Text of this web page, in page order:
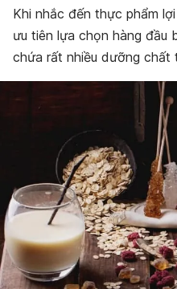
Khi nhắc đến thực phẩm
ưu tiên lựa chọn hàng đầu
chứa rất nhiều dưỡng